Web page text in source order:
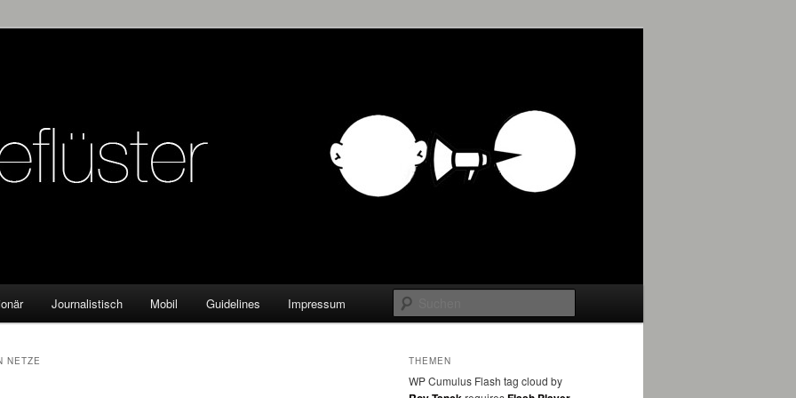
Journalistisch Mobil Guidelines Impressum
NETZE THEMEN
WP Cumulus Flash tag cloud by